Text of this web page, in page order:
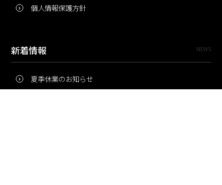
個人情報保護方針
新着情報 NEWS
夏季休業のお知らせ